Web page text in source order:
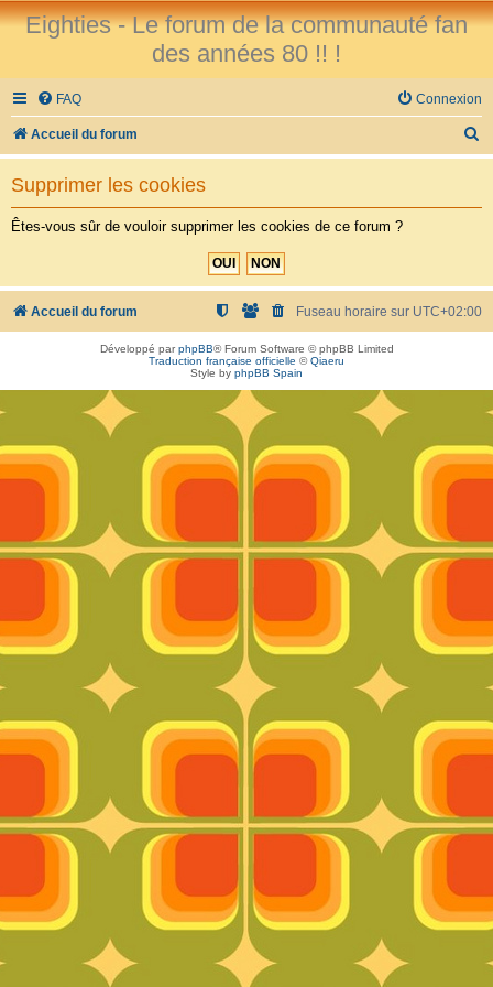
Eighties - Le forum de la communauté fan
des années 80 !! !
FAQ Connexion
Accueil du forum
e
h
r
Supprimer les cookies
Êtes-vous sûr de vouloir supprimer les cookies de ce forum ?
Accueil du forum Fuseau horaire sur UTC+02:00
Développé parphpBB® Forum Software © phpBB Limited
Traduction française officielle ©Qiaeru
Style by phpBB Spain